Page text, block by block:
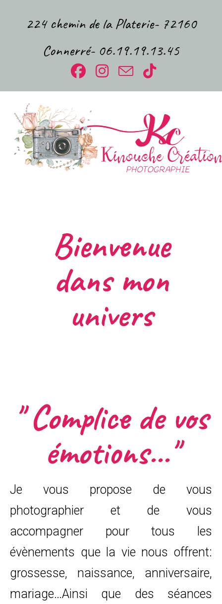
224 chemin de la Platerie- 72160
Connerré- 06.19.19.13.45
Bienvenue
dans mon
univers
" Complice de vos
émotions..."
Je vous propose de vous
photographier et de vous
accompagner pour tous les
évènements que la vie nous offrent:
grossesse, naissance, anniversaire,
mariage…Ainsi que des séances